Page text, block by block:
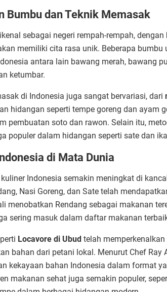
Bumbu dan Teknik Memasak
sebagai negeri rempah-rempah, dengan
memiliki cita rasa unik. Beberapa
antara lain bawang merah, bawang
ketumbar.
di Indonesia juga sangat bervariasi, dari
hidangan seperti tempe goreng dan ayam
pembuatan soto dan rawon. Selain itu,
populer dalam hidangan seperti sate dan
di Mata Dunia
Indonesia semakin meningkat di
Nasi Goreng, dan Sate telah
menobatkan Rendang sebagai makanan
sering masuk dalam daftar makanan
Locavore di Ubud telah
bahan dari petani lokal. Menurut Chef Ray
kekayaan bahan Indonesia dalam format
makanan sehat juga semakin populer,